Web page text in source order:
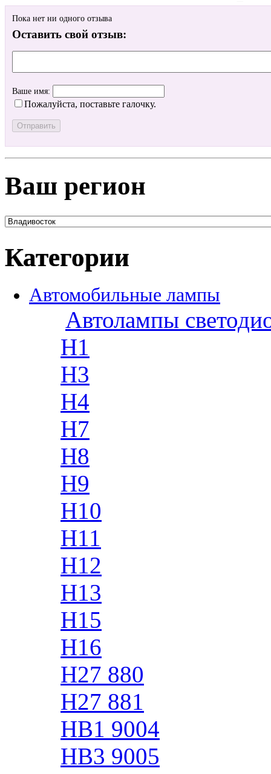
Пока нет ни одного отзыва
Оставить свой отзыв:
Ваше имя:
Пожалуйста, поставьте галочку.
Ваш регион
Категории
Автомобильные лампы
Автолампы
H1
H3
H4
H7
H8
H9
H10
H11
H12
H13
H15
H16
H27 880
H27 881
HB1 9004
HB3 9005